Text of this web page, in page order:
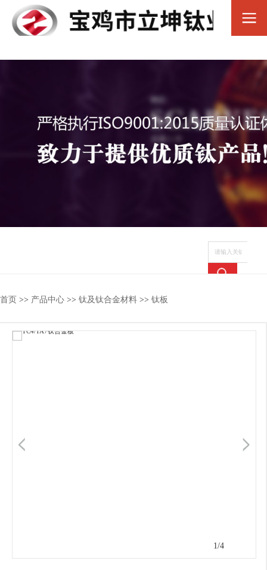
热搜关键词： TC4钛合金 钛合金棒 钛合金管 钛法兰
首页 >> 产品中心 >> 钛及钛合金材料 >> 钛板
1/4